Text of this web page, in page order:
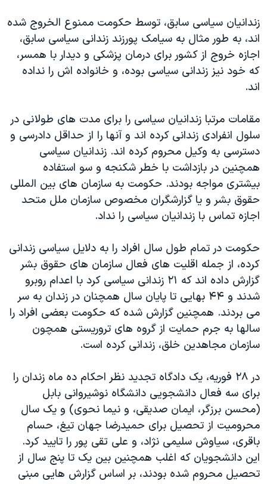
زندانیان سیاسی سابق، توسط حکومت ممنوع الخروج شده
اند، به طور مثال به سیامک پورزند زندانی سیاسی سابق،
اجازه خروج از کشور برای درمان پزشکی و دیدار با همسر،
که خود نیز زندانی سیاسی بوده، و خانواده اش را نداده
اند.
مقامات مرتبا زندانیان سیاسی را برای مدت های طولانی در
سلول انفرادی زندانی کرده اند و آنها را از حداقل دادرسی و
دسترسی به وکیل محروم کرده اند. زندانیان سیاسی
همچنین در بازداشت با خطر شکنجه و سو استفاده
بیشتری مواجه بودند. حکومت به سازمان های بین المللی
حقوق بشر و یا گزارشگران مخصوص سازمان ملل متحد
اجازه تماس با زندانیان سیاسی را نداد.
حکومت در تمام طول سال افراد را به دلایل سیاسی زندانی
کرده، از جمله اقلیت های فعال سازمان های حقوق بشر
گزارش داده اند که ۲۱ زندانی سیاسی کرد با اعدام روبرو
شدند و ۴۴ بهایی تا پایان سال همچنان در زندان به سر
می بردند. همچنین گزارش شده که حکومت بعضی افراد را
سالها به جرم حمایت از گروه های تروریستی همچون
سازمان مجاهدین خلق، زندانی کرده است.
در ۲۸ فوریه، یک دادگاه تجدید نظر احکام ده ماه زندان را
برای سه فعال دانشجویی دانشگاه نوشیروانی بابل
(محسن برزگر، ایمان صدیقی، و نیما نحوی) و یک سال
محرومیت از تحصیل برای حمیدرضا جهان تیغ، حسام
باقری، سیاوش سلیمی نژاد، و علی تقی پور را تایید کرد.
این دانشجویان که اغلب همچنین بین یک تا پنج سال از
تحصیل محروم شده بودند، بر اساس گزارش هایی مبنی